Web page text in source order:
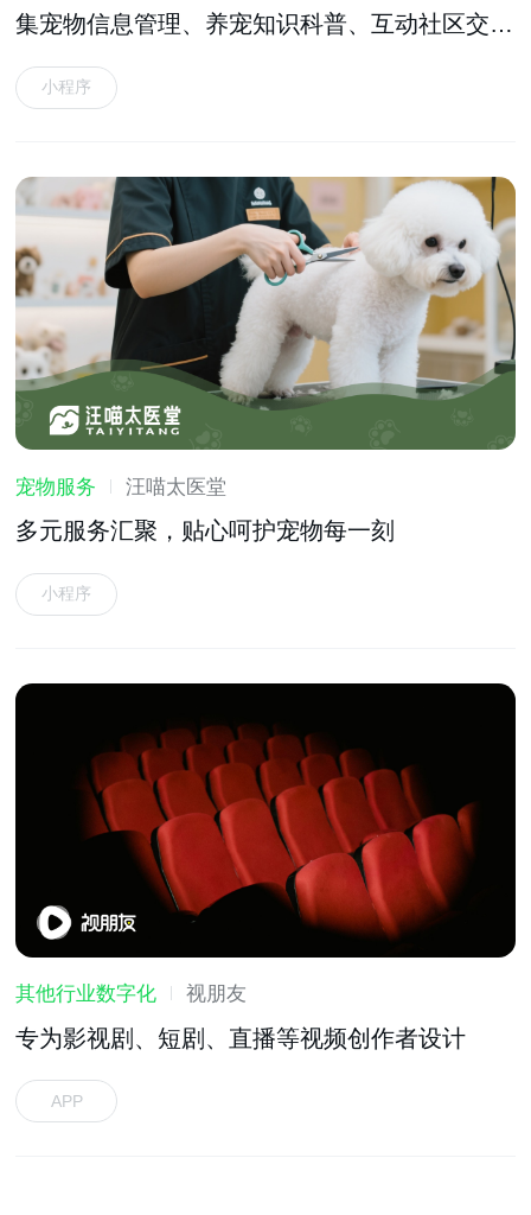
集宠物信息管理、养宠知识科普、互动社区交流
小程序
宠物服务 汪喵太医堂
多元服务汇聚，贴心呵护宠物每一刻
小程序
其他行业数字化 视朋友
专为影视剧、短剧、直播等视频创作者设计
APP